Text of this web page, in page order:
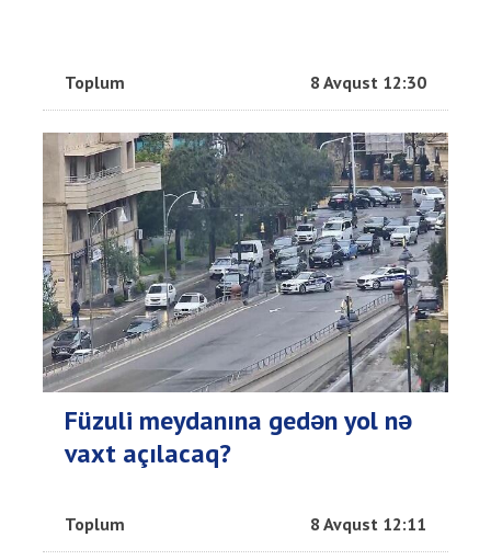
Toplum 8 Avqust 12:30
Füzuli meydanına gedən yol nə
vaxt açılacaq?
Toplum 8 Avqust 12:11